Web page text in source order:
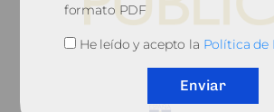
© 2010, Consejo General del Notariado
formato PDF
He leído y acepto la Política de
Enviar